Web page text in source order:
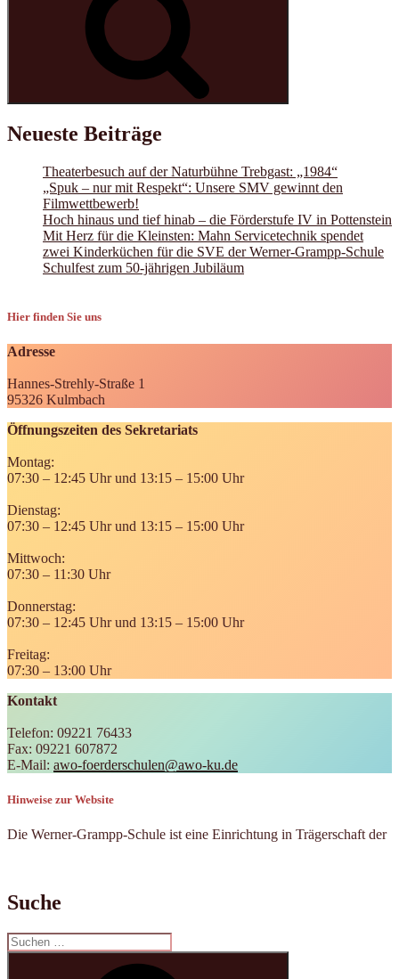
Neueste Beiträge
Theaterbesuch auf der Naturbühne Trebgast: „1984“
„Spuk – nur mit Respekt“: Unsere SMV gewinnt den
Filmwettbewerb!
Hoch hinaus und tief hinab – die Förderstufe IV in Pottenstein
Mit Herz für die Kleinsten: Mahn Servicetechnik spendet
zwei Kinderküchen für die SVE der Werner-Grampp-Schule
Schulfest zum 50-jährigen Jubiläum
Hier finden Sie uns
Adresse
Hannes-Strehly-Straße 1
95326 Kulmbach
Öffnungszeiten des Sekretariats
Montag:
07:30 – 12:45 Uhr und 13:15 – 15:00 Uhr
Dienstag:
07:30 – 12:45 Uhr und 13:15 – 15:00 Uhr
Mittwoch:
07:30 – 11:30 Uhr
Donnerstag:
07:30 – 12:45 Uhr und 13:15 – 15:00 Uhr
Freitag:
07:30 – 13:00 Uhr
Kontakt
Telefon: 09221 76433
Fax: 09221 607872
E-Mail: awo-foerderschulen@awo-ku.de
Hinweise zur Website
Die Werner-Grampp-Schule ist eine Einrichtung in Trägerschaft der
Suche
Suchen
nach: